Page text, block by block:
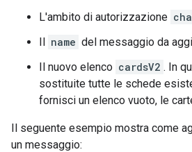
L'ambito di autorizzazione
Il name del messaggio da
Il nuovo elenco cardsV2 . In
sostituite tutte le schede
fornisci un elenco vuoto, le
Il seguente esempio mostra come
un messaggio: